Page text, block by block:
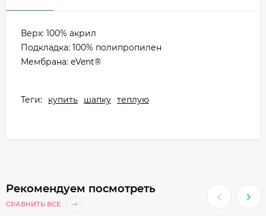
Верх: 100% акрил
Подкладка: 100% полипропилен
Мембрана: eVent®
Теги: купить шапку теплую
Рекомендуем посмотреть
СРАВНИТЬ ВСЕ